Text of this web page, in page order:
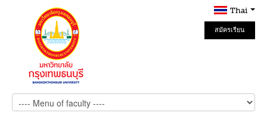
Thai
สมัครเรียน
Online